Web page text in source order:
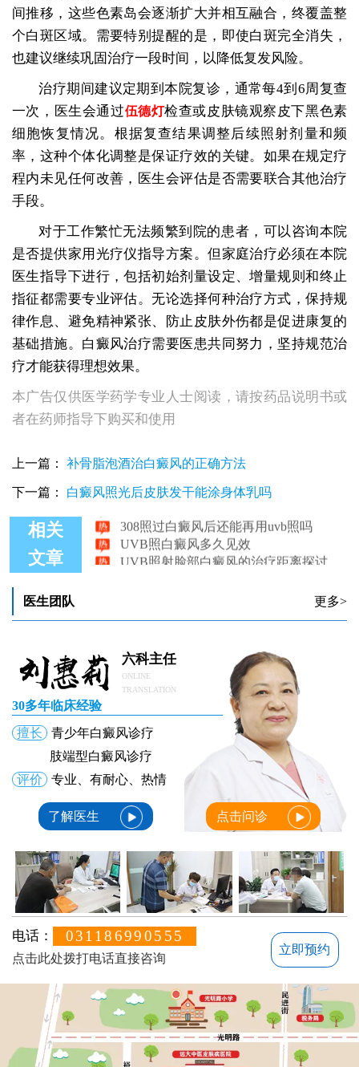
间推移，这些色素岛会逐渐扩大并相互融合，终覆盖整
个白斑区域。需要特别提醒的是，即使白斑完全消失，
也建议继续巩固治疗一段时间，以降低复发风险。
治疗期间建议定期到本院复诊，通常每4到6周复查
一次，医生会通过伍德灯检查或皮肤镜观察皮下黑色素
细胞恢复情况。根据复查结果调整后续照射剂量和频
率，这种个体化调整是保证疗效的关键。如果在规定疗
程内未见任何改善，医生会评估是否需要联合其他治疗
手段。
对于工作繁忙无法频繁到院的患者，可以咨询本院
是否提供家用光疗仪指导方案。但家庭治疗必须在本院
医生指导下进行，包括初始剂量设定、增量规则和终止
指征都需要专业评估。无论选择何种治疗方式，保持规
律作息、避免精神紧张、防止皮肤外伤都是促进康复的
基础措施。白癜风治疗需要医患共同努力，坚持规范治
疗才能获得理想效果。
本广告仅供医学药学专业人士阅读，请按药品说明书或
者在药师指导下购买和使用
上一篇： 补骨脂泡酒治白癜风的正确方法
下一篇： 白癜风照光后皮肤发干能涂身体乳吗
相关
文章
UVB照白癜风好转有什么表现
UVB照白癜风多久见效
UVB照射脸部白癜风的治疗距离探讨
UVB照光治疗白癜风：费用与疗效解析
医生团队 更多>
六科主任
ONLINE
TRANSLATION
30多年临床经验
擅长
青少年白癜风诊疗
肢端型白癜风诊疗
评价
专业、有耐心、热情
了解医生 点击问诊
电话： 031186990555
点击此处拨打电话直接咨询
立即预约